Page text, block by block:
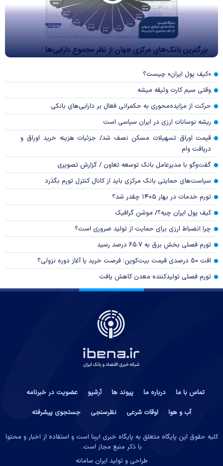
بزرگترین بانک‌های مرکزی جهان از نظر مجموع دارایی‌ها
«کیف پول ایران» چیست؟
وقتی سیم کارت وثیقه میشه
حرکت از مزایده‌محوری به حکمرانی فعال بر دارایی‌های بانکی
ریشه نوسانات ارزی در ایران سیاسی است
قیمت اوراق تسهیلات مسکن نصف شد/ جزئیات هزینه خرید اوراق و
دریافت وام
گفت‌وگو با مدیرعامل بانک توسعه تعاون / گزارش تصویری
سیاست‌های حمایتی بانک مرکزی باید از کانال کنترل تورم بگذرد
تورم خدمات در بهار ۱۴۰۵ چقدر شد؟
کیف پول ایران چیه؟/ موشن گرافیک
چرا انضباط ارزی برای حمایت از تولید ضروری است؟
تورم فصلی بخش برق به ۶۵.۷ درصد رسید
افت ۵۰ درصدی قیمت بیت‌کوین؛ فرصت خرید یا آغاز دوره نزولی؟
تورم فصلی تولیدکننده معدن کاهش یافت
تماس با ما درباره ما پیوند ها آرشیو
عضویت در خبرنامه
آب و هوا
اوقات شرعی نظرسنجی جستجوی پیشرفته
کلیه حقوق این پایگاه متعلق به پایگاه خبری ایبِنا است و استفاده از اخبار و محتوا
با ذکر منبع مجاز است.
طراحی و تولید ایران سامانه